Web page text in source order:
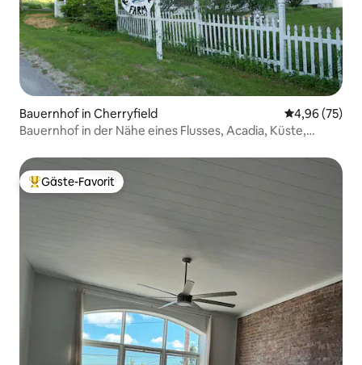
Bauernhof in Cherryfield
4,96 (75)
Bauernhof in der Nähe eines Flusses, Acadia, Küste,
Beliebter Gäste-Favorit.
Gäste-Favorit